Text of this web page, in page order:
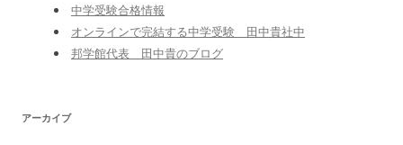
中学受験合格情報
オンラインで完結する中学受験 田中貴社中
邦学館代表 田中貴のブログ
アーカイブ